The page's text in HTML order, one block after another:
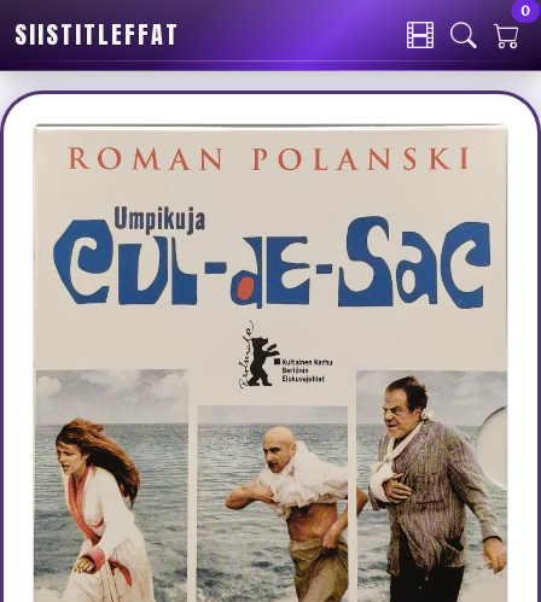
SIISTITLEFFAT
0